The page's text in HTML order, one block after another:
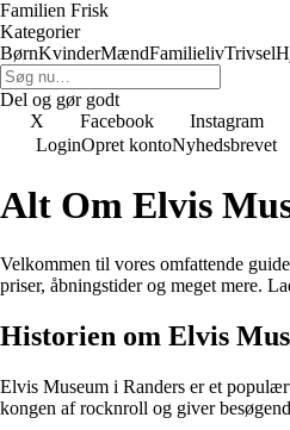
Familien Frisk
Kategorier
BørnKvinderMændFamilielivTrivsel
Del og gør godt
X
Facebook Instagram
LoginOpret kontoNyhedsbrevet
Alt Om Elvis
Velkommen til vores omfattende
priser, åbningstider og meget mere.
Historien om Elvis
Elvis Museum i Randers er et
kongen af rocknroll og giver